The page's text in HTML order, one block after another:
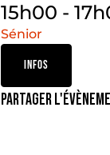
15h00 -
Sénior
INFOS
PARTAGER